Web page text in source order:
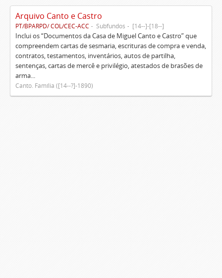
Arquivo Canto e Castro
PT/BPARPD/ COL/CEC-ACC Subfundos [14--]-[18--]
Inclui os “Documentos da Casa de Miguel Canto e Castro” que
compreendem cartas de sesmaria, escrituras de compra e venda,
contratos, testamentos, inventários, autos de partilha,
sentenças, cartas de mercê e privilégio, atestados de brasões de
arma...
Canto. Família ([14--?]-1890)